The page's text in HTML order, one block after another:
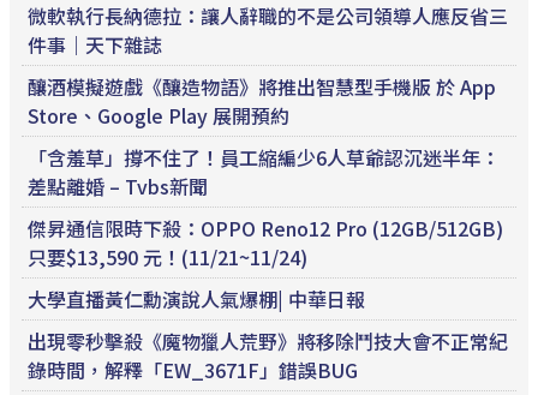
微軟執行長納德拉：讓人辭職的不是公司領導人應反省三
件事｜天下雜誌
釀酒模擬遊戲《釀造物語》將推出智慧型手機版 於 App
Store、Google Play 展開預約
「含羞草」撐不住了！員工縮編少6人草爺認沉迷半年：
差點離婚 – Tvbs新聞
傑昇通信限時下殺：OPPO Reno12 Pro (12GB/512GB)
只要$13,590 元！(11/21~11/24)
大學直播黃仁勳演說人氣爆棚| 中華日報
出現零秒擊殺《魔物獵人荒野》將移除鬥技大會不正常紀
錄時間，解釋「EW_3671F」錯誤BUG